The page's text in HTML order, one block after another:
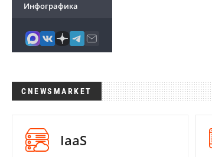
Инфографика
CNEWSMARKET
IaaS